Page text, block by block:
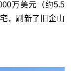
万美元（约5.5
，刷新了旧金山